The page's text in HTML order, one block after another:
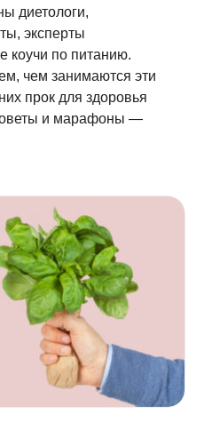
диетологи,
эксперты
коучи по питанию.
чем занимаются эти
прок для здоровья
и марафоны —